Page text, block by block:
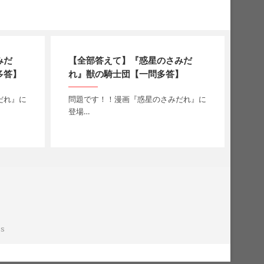
だ
】
れ』に
【全部答えて】『惑星のさみだ
れ』獣の騎士団【一問多答】
問題です！！漫画『惑星のさみだれ』に
登場…